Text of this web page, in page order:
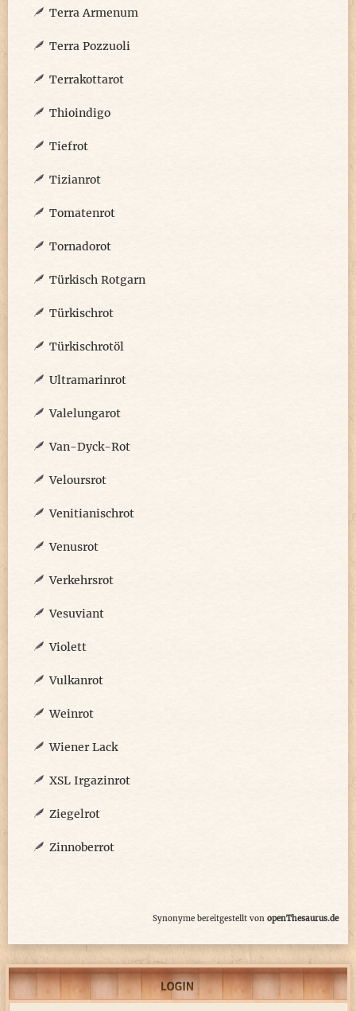
Terra Armenum
Terra Pozzuoli
Terrakottarot
Thioindigo
Tiefrot
Tizianrot
Tomatenrot
Tornadorot
Türkisch Rotgarn
Türkischrot
Türkischrotöl
Ultramarinrot
Valelungarot
Van-Dyck-Rot
Veloursrot
Venitianischrot
Venusrot
Verkehrsrot
Vesuviant
Violett
Vulkanrot
Weinrot
Wiener Lack
XSL Irgazinrot
Ziegelrot
Zinnoberrot
Synonyme bereitgestellt von openThesaurus.de